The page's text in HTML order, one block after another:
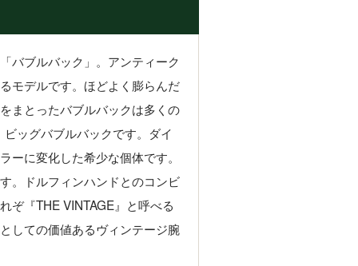
バブルバック」。アンティーク
モデルです。ほどよく膨らんだ
まとったバブルバックは多くの
ッグバブルバックです。ダイ
に変化した希少な個体です。
。ドルフィンハンドとのコンビ
ぞ『THE VINTAGE』と呼べる
しての価値あるヴィンテージ腕